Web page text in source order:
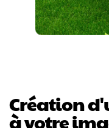
Création
à votre